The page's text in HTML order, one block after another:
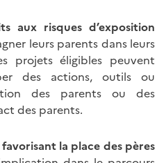
aux risques d’exposition
leurs parents dans leurs
projets éligibles peuvent
des actions, outils ou
des parents ou des
des parents.
la place des pères